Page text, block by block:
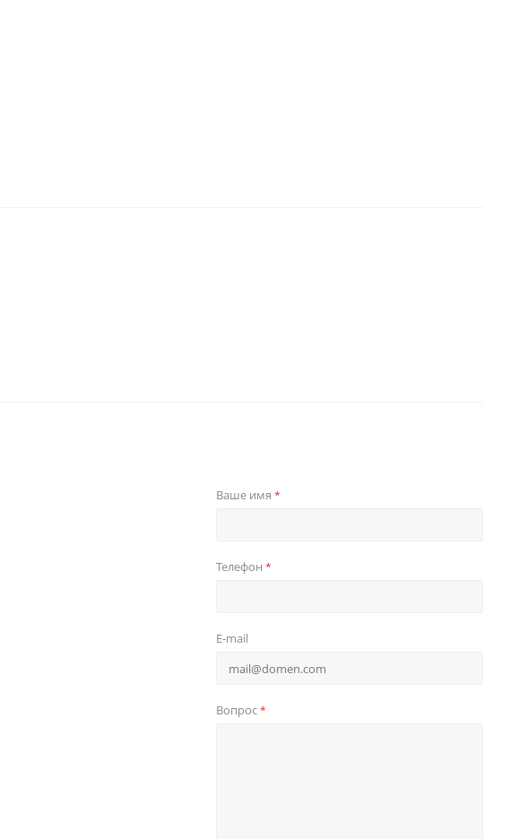
Ваше имя *
Телефон *
E-mail
Вопрос*